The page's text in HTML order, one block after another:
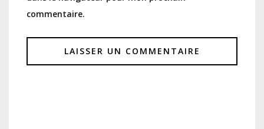
commentaire.